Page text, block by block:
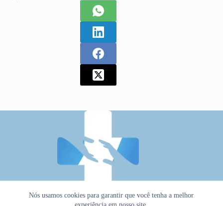
Nós usamos cookies para garantir que você tenha a melhor